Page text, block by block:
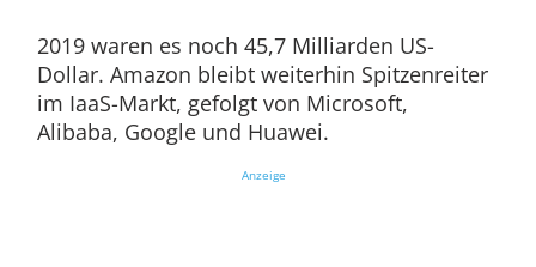
2019 waren es noch 45,7 Milliarden US-
Dollar. Amazon bleibt weiterhin Spitzenreiter
im IaaS-Markt, gefolgt von Microsoft,
Alibaba, Google und Huawei.
Anzeige